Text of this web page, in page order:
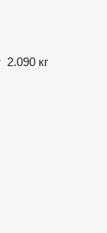
2.090 кг